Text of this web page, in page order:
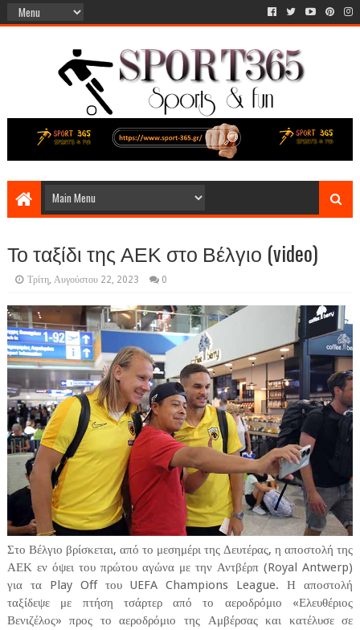
Το ταξίδι της ΑΕΚ στο Βέλγιο (video)
Τρίτη, Αυγούστου 22, 2023 0
Στο Βέλγιο βρίσκεται, από το μεσημέρι της Δευτέρας, η αποστολή της
ΑΕΚ εν όψει του πρώτου αγώνα με την Αντβέρπ (Royal Antwerp)
για τα Play Off του UEFA Champions League. Η αποστολή
ταξίδεψε με πτήση τσάρτερ από το αεροδρόμιο «Ελευθέριος
Βενιζέλος» προς το αεροδρόμιο της Αμβέρσας και κατέλυσε σε